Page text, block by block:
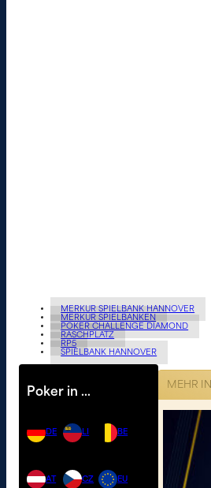
MERKUR SPIELBANK HANNOVER
MERKUR SPIELBANKEN
POKER CHALLENGE DIAMOND
RASCHPLATZ
RP5
SPIELBANK HANNOVER
Poker in …
DE
AT
LI
CZ
BE
EU
MEHR IN